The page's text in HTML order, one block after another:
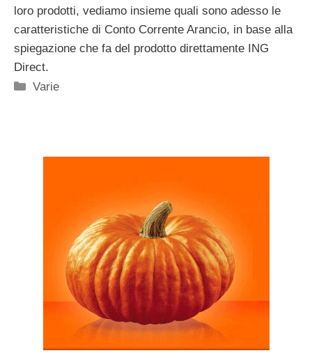
loro prodotti, vediamo insieme quali sono adesso le
caratteristiche di Conto Corrente Arancio, in base alla
spiegazione che fa del prodotto direttamente ING
Direct.
Categorie
Varie